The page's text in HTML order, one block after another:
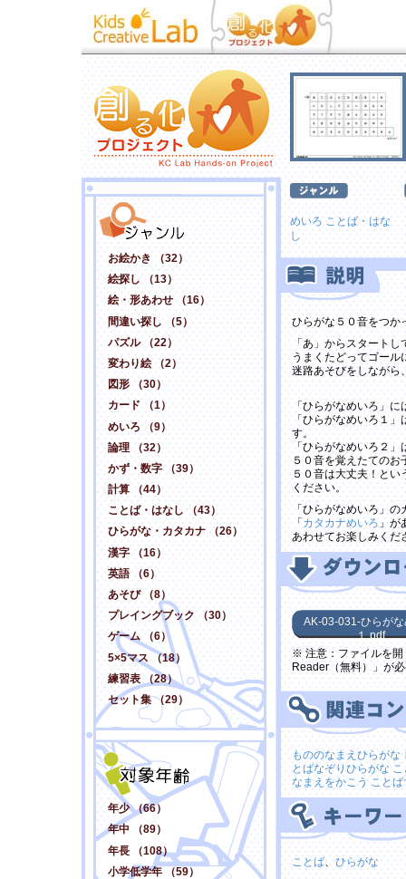
お絵かき （32）
絵探し （13）
絵・形あわせ （16）
間違い探し （5）
パズル （22）
変わり絵 （2）
図形 （30）
カード （1）
めいろ （9）
論理 （32）
かず・数字 （39）
計算 （44）
ことば・はなし （43）
ひらがな・カタカナ （26）
漢字 （16）
英語 （6）
あそび （8）
プレイングブック （30）
ゲーム （6）
5×5マス （18）
練習表 （28）
セット集 （29）
年少 （66）
年中 （89）
年長 （108）
小学低学年 （59）
めいろ ことば・はな
し
ひらがな５０音をつか
「あ」からスタートし
うまくたどってゴール
迷路あそびをしながら
「ひらがなめいろ」に
「ひらがなめいろ１」
す。
「ひらがなめいろ２」
５０音を覚えたてのお
５０音は大丈夫！とい
ください。
「ひらがなめいろ」の
「 カタカナめいろ 」が
あわせてお楽しみくだ
AK-03-031-ひらが
１.pdf
※ 注意：ファイルを開
Reader（無料）」が
もののなまえひらがな
とばなぞりひらがな こ
なまえをかこう ことば
ことば、ひらがな